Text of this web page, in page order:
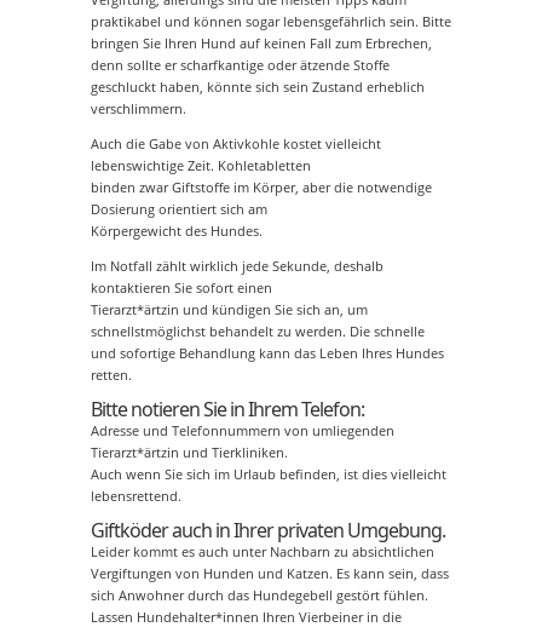
praktikabel und können sogar lebensgefährlich sein. Bitte
bringen Sie Ihren Hund auf keinen Fall zum Erbrechen,
denn sollte er scharfkantige oder ätzende Stoffe
geschluckt haben, könnte sich sein Zustand erheblich
verschlimmern.
Auch die Gabe von Aktivkohle kostet vielleicht
lebenswichtige Zeit. Kohletabletten
binden zwar Giftstoffe im Körper, aber die notwendige
Dosierung orientiert sich am
Körpergewicht des Hundes.
Im Notfall zählt wirklich jede Sekunde, deshalb
kontaktieren Sie sofort einen
Tierarzt*ärtzin und kündigen Sie sich an, um
schnellstmöglichst behandelt zu werden. Die schnelle
und sofortige Behandlung kann das Leben Ihres Hundes
retten.
Bitte notieren Sie in Ihrem Telefon:
Adresse und Telefonnummern von umliegenden
Tierarzt*ärtzin und Tierkliniken.
Auch wenn Sie sich im Urlaub befinden, ist dies vielleicht
lebensrettend.
Giftköder auch in Ihrer privaten Umgebung.
Leider kommt es auch unter Nachbarn zu absichtlichen
Vergiftungen von Hunden und Katzen. Es kann sein, dass
sich Anwohner durch das Hundegebell gestört fühlen.
Lassen Hundehalter*innen Ihren Vierbeiner in die